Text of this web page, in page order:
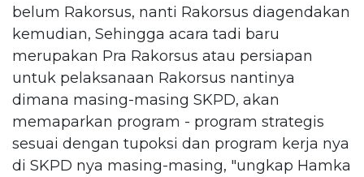
belum Rakorsus, nanti Rakorsus diagendakan
kemudian, Sehingga acara tadi baru
merupakan Pra Rakorsus atau persiapan
untuk pelaksanaan Rakorsus nantinya
dimana masing-masing SKPD, akan
memaparkan program - program strategis
sesuai dengan tupoksi dan program kerja nya
di SKPD nya masing-masing, "ungkap Hamka